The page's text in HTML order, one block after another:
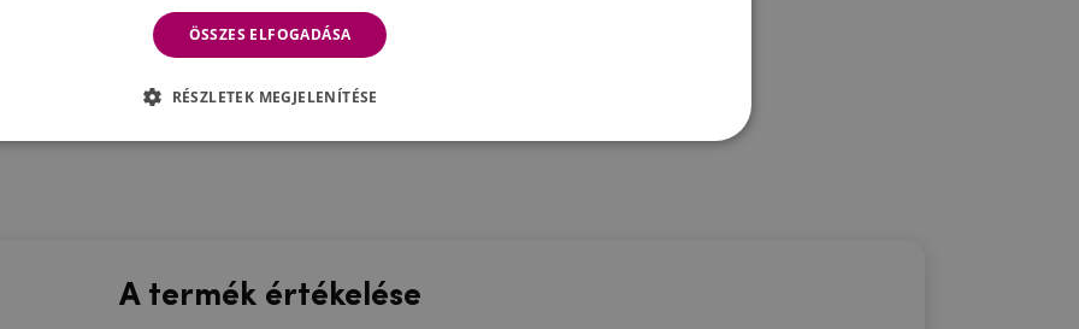
Apple iPhone 11 Pro Max/XS
Max fekete iPhone 11 Pro
Max/XS Max-hoz
5468 FtKészleten 2 napon belül
A termék értékelése
ÖSSZES ELFOGADÁSA
RÉSZLETEK MEGJELENÍTÉSE